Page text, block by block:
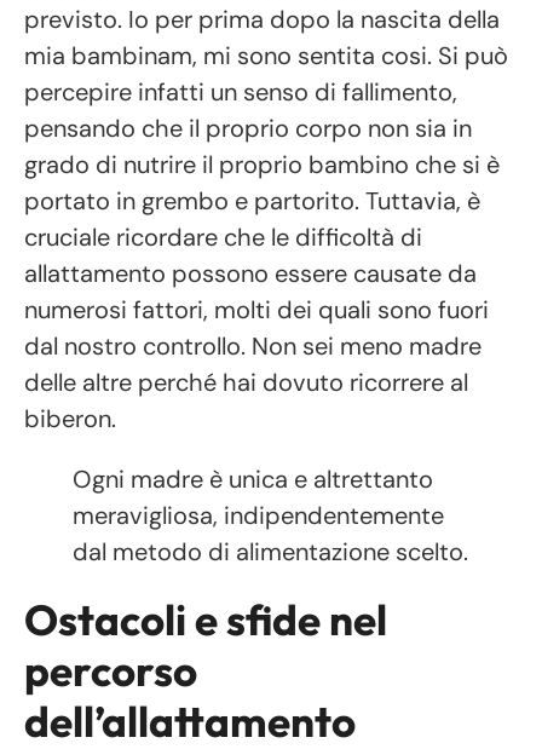
previsto. Io per prima dopo la nascita della
mia bambinam, mi sono sentita cosi. Si può
percepire infatti un senso di fallimento,
pensando che il proprio corpo non sia in
grado di nutrire il proprio bambino che si è
portato in grembo e partorito. Tuttavia, è
cruciale ricordare che le difficoltà di
allattamento possono essere causate da
numerosi fattori, molti dei quali sono fuori
dal nostro controllo. Non sei meno madre
delle altre perché hai dovuto ricorrere al
biberon.
Ogni madre è unica e altrettanto
meravigliosa, indipendentemente
dal metodo di alimentazione scelto.
Ostacoli e sfide nel
percorso
dell’allattamento